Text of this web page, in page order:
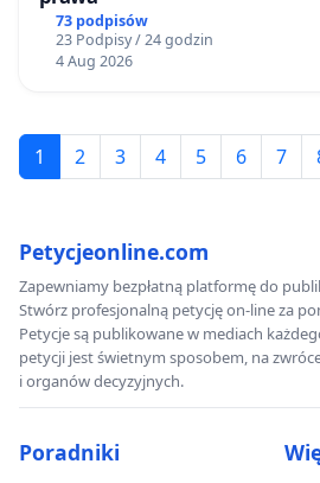
73 podpisów
23 Podpisy / 24 godzin
4 Aug 2026
1 2 3 4 5 6 7
Petycjeonline.com
Zapewniamy bezpłatną platformę do
Stwórz profesjonalną petycję on-line za
Petycje są publikowane w mediach
petycji jest świetnym sposobem, na
i organów decyzyjnych.
Poradniki